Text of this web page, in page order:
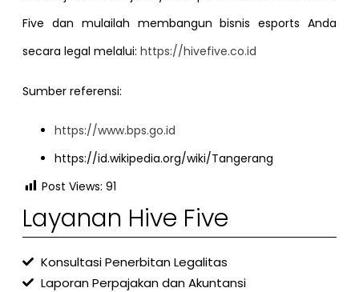
Five dan mulailah membangun bisnis esports Anda
secara legal melalui: https://hivefive.co.id
Sumber referensi:
https://www.bps.go.id
https://id.wikipedia.org/wiki/Tangerang
Post Views: 91
Layanan Hive Five
Konsultasi Penerbitan Legalitas
Laporan Perpajakan dan Akuntansi